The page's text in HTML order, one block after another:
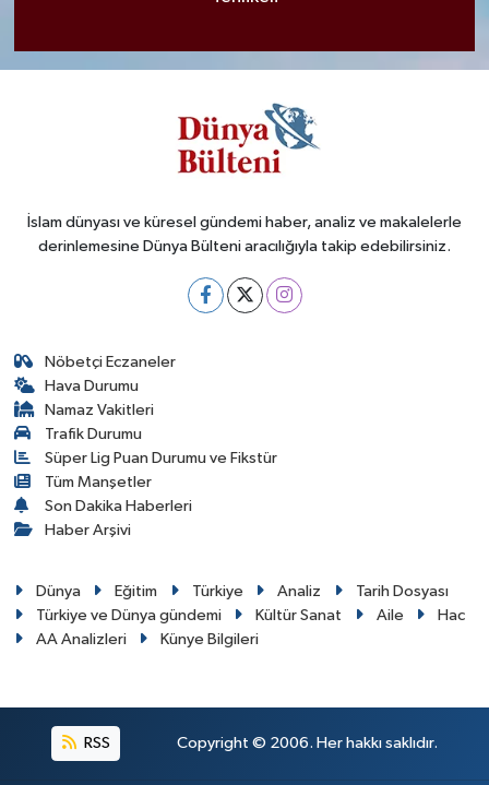
İslam dünyası ve küresel gündemi haber, analiz ve makalelerle
derinlemesine Dünya Bülteni aracılığıyla takip edebilirsiniz.
Nöbetçi Eczaneler
Hava Durumu
Namaz Vakitleri
Trafik Durumu
Süper Lig Puan Durumu ve Fikstür
Tüm Manşetler
Son Dakika Haberleri
Haber Arşivi
Dünya Eğitim Türkiye Analiz
Tarih Dosyası
Türkiye ve Dünya gündemi
Kültür Sanat Aile
Hac
AA Analizleri
Künye Bilgileri
RSS Copyright © 2006. Her hakkı saklıdır.